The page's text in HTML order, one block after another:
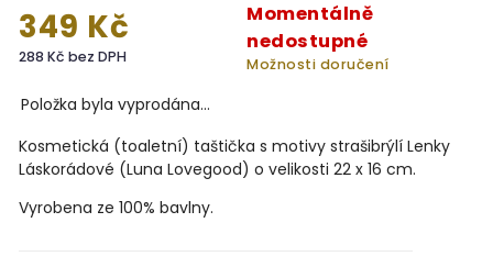
349 Kč
288 Kč bez DPH
Momentálně
nedostupné
Možnosti doručení
Položka byla vyprodána…
Kosmetická (toaletní) taštička s motivy strašibrýlí Lenky
Láskorádové (Luna Lovegood) o velikosti 22 x 16 cm.
Vyrobena ze 100% bavlny.